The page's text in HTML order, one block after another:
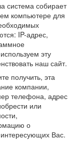
система собирает
компьютере для
IP-адрес,
эту
наш сайт.
получить, эта
компании,
телефона, адрес
или
о
Вас.